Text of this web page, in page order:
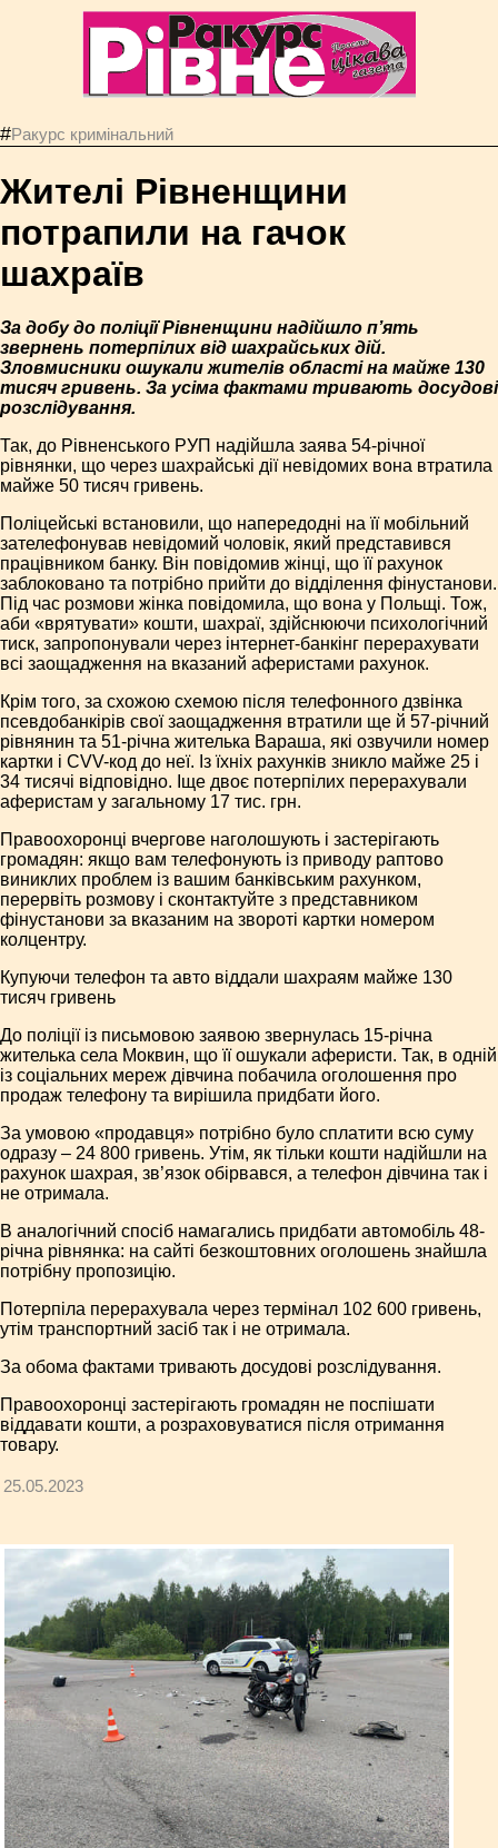
#Ракурс кримінальний
Жителі Рівненщини
потрапили на гачок
шахраїв
За добу до поліції Рівненщини надійшло п’ять
звернень потерпілих від шахрайських дій.
Зловмисники ошукали жителів області на майже 130
тисяч гривень. За усіма фактами тривають досудові
розслідування.
Так, до Рівненського РУП надійшла заява 54-річної
рівнянки, що через шахрайські дії невідомих вона втратила
майже 50 тисяч гривень.
Поліцейські встановили, що напередодні на її мобільний
зателефонував невідомий чоловік, який представився
працівником банку. Він повідомив жінці, що її рахунок
заблоковано та потрібно прийти до відділення фінустанови.
Під час розмови жінка повідомила, що вона у Польщі. Тож,
аби «врятувати» кошти, шахраї, здійснюючи психологічний
тиск, запропонували через інтернет-банкінг перерахувати
всі заощадження на вказаний аферистами рахунок.
Крім того, за схожою схемою після телефонного дзвінка
псевдобанкірів свої заощадження втратили ще й 57-річний
рівнянин та 51-річна жителька Вараша, які озвучили номер
картки і CVV-код до неї. Із їхніх рахунків зникло майже 25 і
34 тисячі відповідно. Іще двоє потерпілих перерахували
аферистам у загальному 17 тис. грн.
Правоохоронці вчергове наголошують і застерігають
громадян: якщо вам телефонують із приводу раптово
виниклих проблем із вашим банківським рахунком,
перервіть розмову і сконтактуйте з представником
фінустанови за вказаним на звороті картки номером
колцентру.
Купуючи телефон та авто віддали шахраям майже 130
тисяч гривень
До поліції із письмовою заявою звернулась 15-річна
жителька села Моквин, що її ошукали аферисти. Так, в одній
із соціальних мереж дівчина побачила оголошення про
продаж телефону та вирішила придбати його.
За умовою «продавця» потрібно було сплатити всю суму
одразу – 24 800 гривень. Утім, як тільки кошти надійшли на
рахунок шахрая, зв’язок обірвався, а телефон дівчина так і
не отримала.
В аналогічний спосіб намагались придбати автомобіль 48-
річна рівнянка: на сайті безкоштовних оголошень знайшла
потрібну пропозицію.
Потерпіла перерахувала через термінал 102 600 гривень,
утім транспортний засіб так і не отримала.
За обома фактами тривають досудові розслідування.
Правоохоронці застерігають громадян не поспішати
віддавати кошти, а розраховуватися після отримання
товару.
25.05.2023